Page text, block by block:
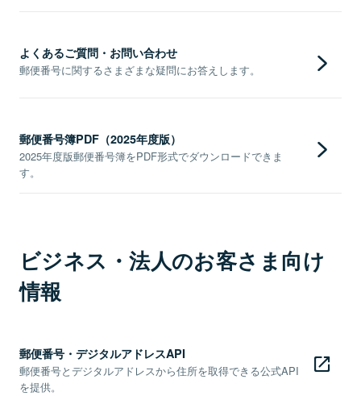
よくあるご質問・お問い合わせ
郵便番号に関するさまざまな疑問にお答えします。
郵便番号簿PDF（2025年度版）
2025年度版郵便番号簿をPDF形式でダウンロードできま
す。
ビジネス・法人のお客さま向け
情報
郵便番号・デジタルアドレスAPI
郵便番号とデジタルアドレスから住所を取得できる公式API
を提供。